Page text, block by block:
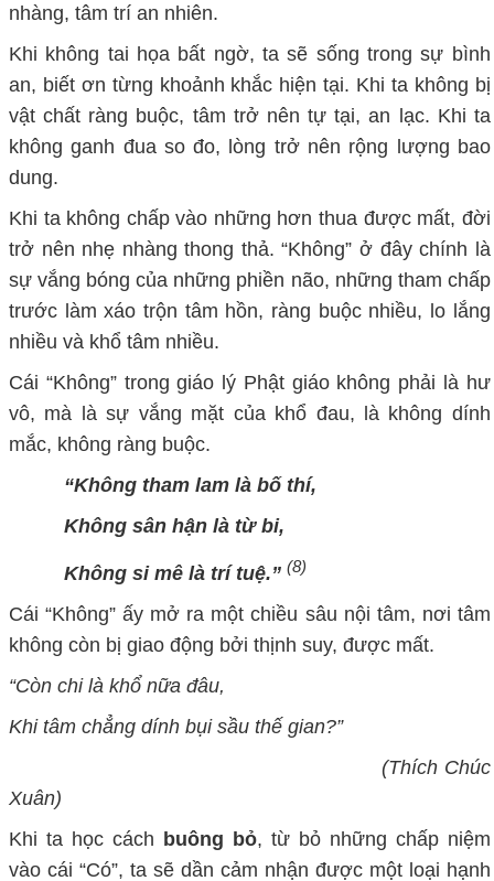
nhàng, tâm trí an nhiên.
Khi không tai họa bất ngờ, ta sẽ sống trong sự bình
an, biết ơn từng khoảnh khắc hiện tại. Khi ta không bị
vật chất ràng buộc, tâm trở nên tự tại, an lạc. Khi ta
không ganh đua so đo, lòng trở nên rộng lượng bao
dung.
Khi ta không chấp vào những hơn thua được mất, đời
trở nên nhẹ nhàng thong thả. “Không” ở đây chính là
sự vắng bóng của những phiền não, những tham chấp
trước làm xáo trộn tâm hồn, ràng buộc nhiều, lo lắng
nhiều và khổ tâm nhiều.
Cái “Không” trong giáo lý Phật giáo không phải là hư
vô, mà là sự vắng mặt của khổ đau, là không dính
mắc, không ràng buộc.
“Không tham lam là bố thí,
Không sân hận là từ bi,
Không si mê là trí tuệ.” (8)
Cái “Không” ấy mở ra một chiều sâu nội tâm, nơi tâm
không còn bị giao động bởi thịnh suy, được mất.
“Còn chi là khổ nữa đâu,
Khi tâm chẳng dính bụi sầu thế gian?”
(Thích Chúc
Xuân)
Khi ta học cách buông bỏ, từ bỏ những chấp niệm
vào cái “Có”, ta sẽ dần cảm nhận được một loại hạnh